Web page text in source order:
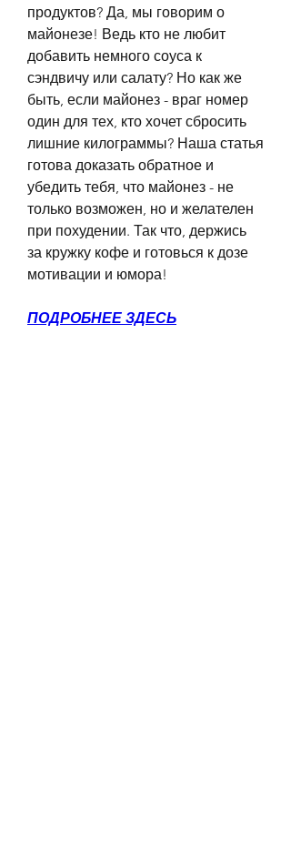
продуктов? Да, мы говорим о
майонезе! Ведь кто не любит
добавить немного соуса к
сэндвичу или салату? Но как же
быть, если майонез - враг номер
один для тех, кто хочет сбросить
лишние килограммы? Наша статья
готова доказать обратное и
убедить тебя, что майонез - не
только возможен, но и желателен
при похудении. Так что, держись
за кружку кофе и готовься к дозе
мотивации и юмора!
ПОДРОБНЕЕ ЗДЕСЬ